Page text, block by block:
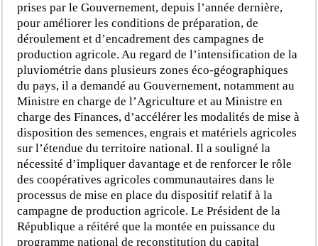
prises par le Gouvernement, depuis l’année dernière,
pour améliorer les conditions de préparation, de
déroulement et d’encadrement des campagnes de
production agricole. Au regard de l’intensification de la
pluviométrie dans plusieurs zones éco-géographiques
du pays, il a demandé au Gouvernement, notamment au
Ministre en charge de l’Agriculture et au Ministre en
charge des Finances, d’accélérer les modalités de mise à
disposition des semences, engrais et matériels agricoles
sur l’étendue du territoire national. Il a souligné la
nécessité d’impliquer davantage et de renforcer le rôle
des coopératives agricoles communautaires dans le
processus de mise en place du dispositif relatif à la
campagne de production agricole. Le Président de la
République a réitéré que la montée en puissance du
programme national de reconstitution du capital